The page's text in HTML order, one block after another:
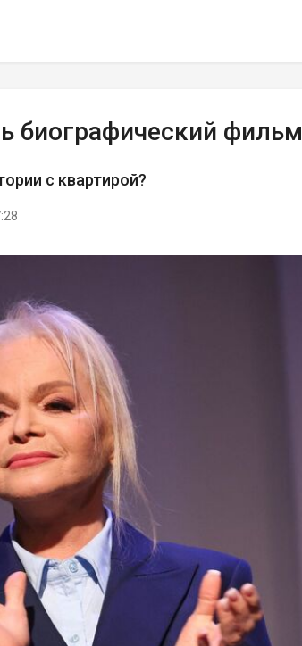
биографический фильм
с квартирой?